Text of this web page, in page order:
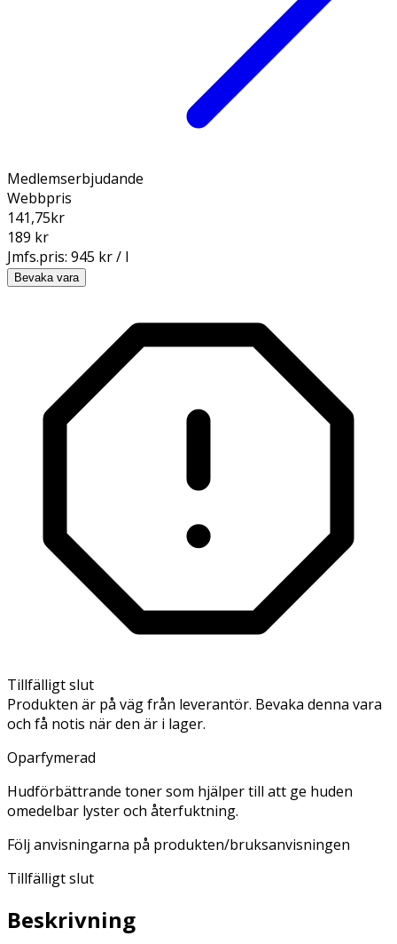
Medlemserbjudande
Webbpris
141,75kr
189 kr
Jmfs.pris: 945 kr / l
Bevaka vara
Tillfälligt slut
Produkten är på väg från leverantör. Bevaka denna vara
och få notis när den är i lager.
Oparfymerad
Hudförbättrande toner som hjälper till att ge huden
omedelbar lyster och återfuktning.
Följ anvisningarna på produkten/bruksanvisningen
Tillfälligt slut
Beskrivning